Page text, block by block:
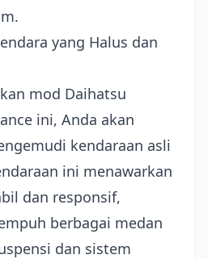
yang Halus dan
mod Daihatsu
ini, Anda akan
kendaraan asli
ini menawarkan
dan responsif,
berbagai medan
dan sistem